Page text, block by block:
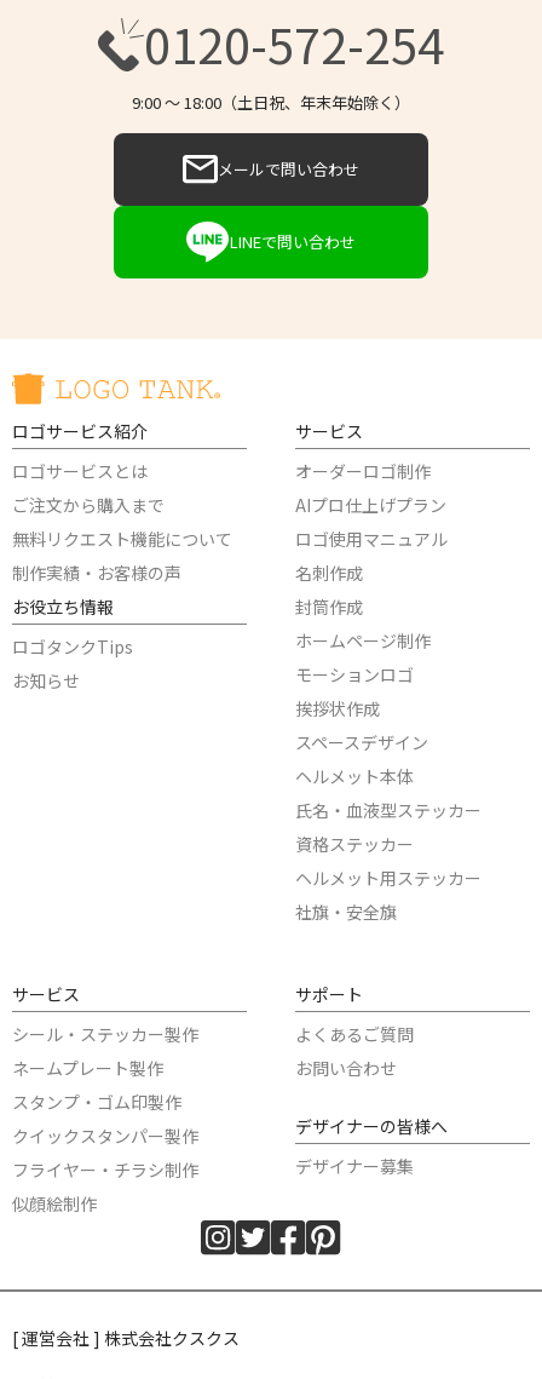
0120-572-254
9:00 〜 18:00（土日祝、年末年始除く）
メールで問い合わせ
LINEで問い合わせ
ロゴサービス紹介
ロゴサービスとは
ご注文から購入まで
無料リクエスト機能について
制作実績・お客様の声
お役立ち情報
ロゴタンクTips
お知らせ
サービス
オーダーロゴ制作
AIプロ仕上げプラン
ロゴ使用マニュアル
名刺作成
封筒作成
ホームページ制作
モーションロゴ
挨拶状作成
スペースデザイン
ヘルメット本体
氏名・血液型ステッカー
資格ステッカー
ヘルメット用ステッカー
社旗・安全旗
サービス
シール・ステッカー製作
ネームプレート製作
スタンプ・ゴム印製作
クイックスタンパー製作
フライヤー・チラシ制作
似顔絵制作
サポート
よくあるご質問
お問い合わせ
デザイナーの皆様へ
デザイナー募集
[ 運営会社 ] 株式会社クスクス